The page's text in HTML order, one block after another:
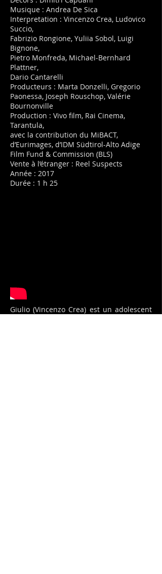
Musique : Andrea De Sica
Interpretation : Vincenzo Crea, Ludovico
Succio,
Fabrizio Rongione, Yuliia Sobol, Luigi
Bignone,
Pietro Monfreda, Michael-Bernhard
Plattner,
Dario Cantarelli
Producteurs : Marta Donzelli, Gregorio
Paonessa, Joseph Rouschop, Valérie
Bournonville
Production : Vivo film, Rai Cinema,
Tarantula,
avec la contribution du MiBACT,
d’Eurimages, d’IDM Südtirol-Alto Adige
Film Fund & Commission (BLS)
Vente à l’étranger : Reel Suspects
Année : 2017
Durée : 1 h 25
Giulio (Vincenzo Crea) est un adolescent